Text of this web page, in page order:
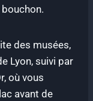
des musées,
Lyon, suivi par
où vous
avant de